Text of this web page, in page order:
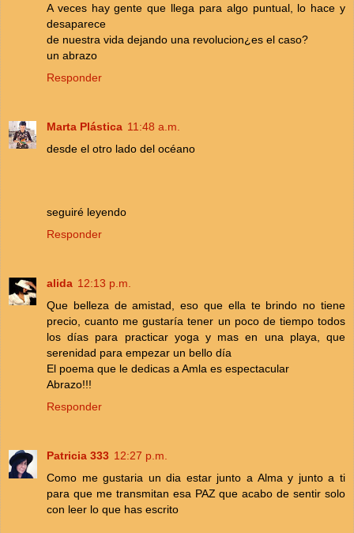
A veces hay gente que llega para algo puntual, lo hace y
desaparece
de nuestra vida dejando una revolucion¿es el caso?
un abrazo
Responder
Marta Plástica 11:48 a.m.
desde el otro lado del océano
seguiré leyendo
Responder
alida 12:13 p.m.
Que belleza de amistad, eso que ella te brindo no tiene
precio, cuanto me gustaría tener un poco de tiempo todos
los días para practicar yoga y mas en una playa, que
serenidad para empezar un bello día
El poema que le dedicas a Amla es espectacular
Abrazo!!!
Responder
Patricia 333 12:27 p.m.
Como me gustaria un dia estar junto a Alma y junto a ti
para que me transmitan esa PAZ que acabo de sentir solo
con leer lo que has escrito